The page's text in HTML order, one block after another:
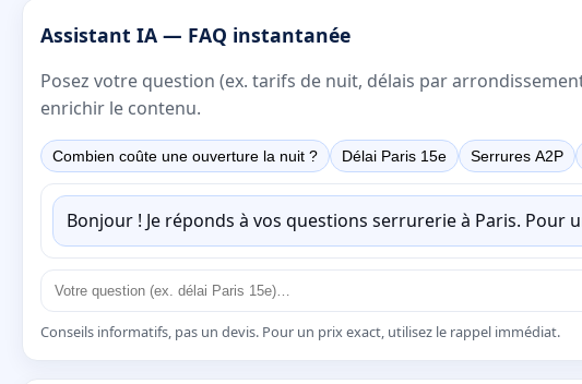
Assistant IA — FAQ instantanée
Posez votre question (ex. tarifs de nuit, délais par
enrichir le contenu.
Combien coûte une ouverture la nuit ? Délai Paris 15e Serrures A2P
Bonjour ! Je réponds à vos questions serrurerie à Paris. Pour
Conseils informatifs, pas un devis. Pour un prix exact, utilisez le rappel immédiat.